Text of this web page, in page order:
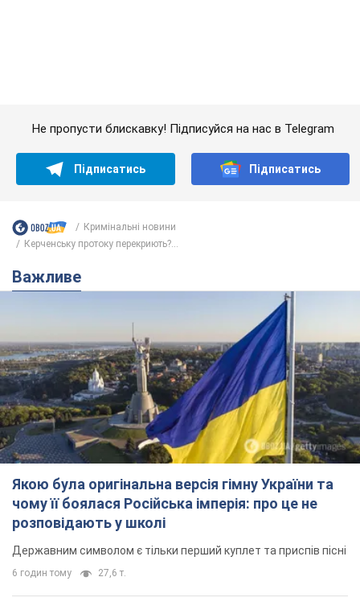
Якою була оригінальна версія гімну України та
чому її боялася Російська імперія: про це не
Державним символом є тільки перший куплет та приспів пісні
6 годин тому 27,6 т.
Олександру Пономарьову – 53: що
відомо про трьох дітей секс-
символа 90-х та який вигляд вони
За розвитком кар'єри артист не забував про
особисте щастя
11 годин тому
У ПриватБанку розповіли, чи дійсні
долари 1996 року: чи приймають
обмінники та банки такі купюри